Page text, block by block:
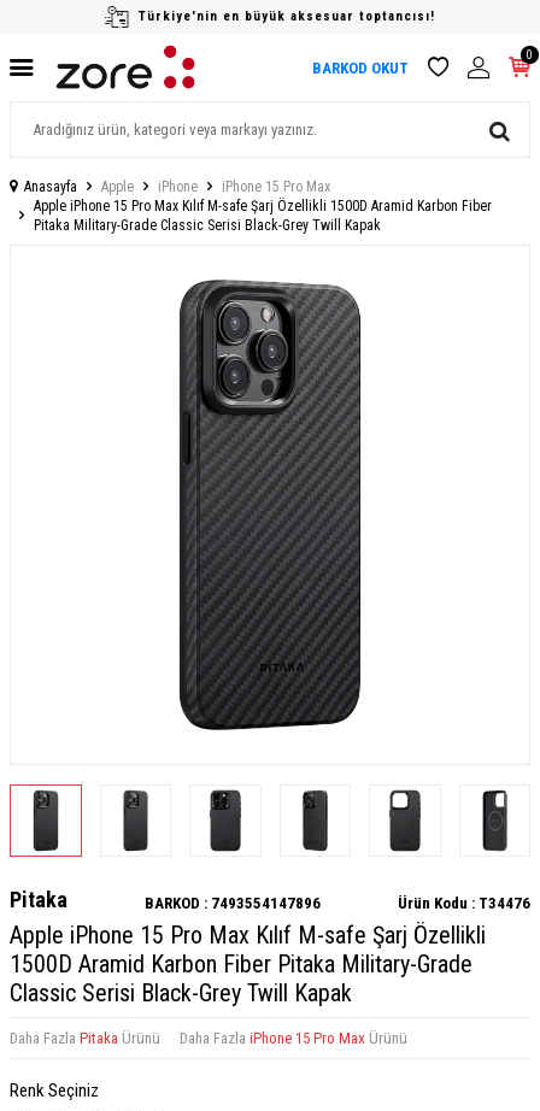
Türkiye'nin en büyük aksesuar toptancısı!
BARKOD OKUT
0
Anasayfa Apple iPhone
iPhone 15 Pro Max
Apple iPhone 15 Pro Max Kılıf M-safe Şarj Özellikli 1500D Aramid Karbon Fiber
Pitaka Military-Grade Classic Serisi Black-Grey Twill Kapak
Pitaka BARKOD : 7493554147896 Ürün Kodu : T34476
Apple iPhone 15 Pro Max Kılıf M-safe Şarj Özellikli
1500D Aramid Karbon Fiber Pitaka Military-Grade
Classic Serisi Black-Grey Twill Kapak
Daha Fazla Pitaka Ürünü Daha Fazla iPhone 15 Pro Max Ürünü
Renk Seçiniz